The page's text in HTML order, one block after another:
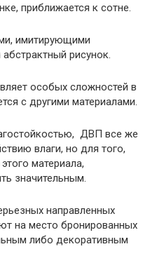
приближается к сотне.
имитирующими
рисунок.
особых сложностей в
с другими материалами.
ДВП все же
влаги, но для того,
материала,
значительным.
направленных
на место бронированных
либо декоративным